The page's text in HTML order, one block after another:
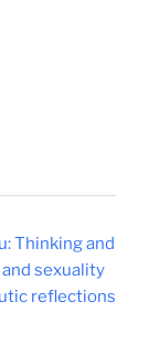
Thinking and
sexuality
reflections